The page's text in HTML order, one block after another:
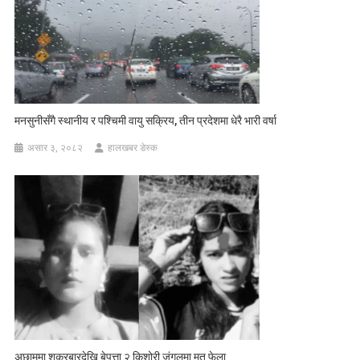
मनसुनीसँगै स्थानीय र पश्चिमी वायु सक्रिय, तीन प्रदेशमा धेरै भारी वर्षा
असार ३, २०८२ हालखबर डेस्क
अछाममा शुक्रबारदेखि बेपत्ता २ किशोरी जंगलमा मृत फेला